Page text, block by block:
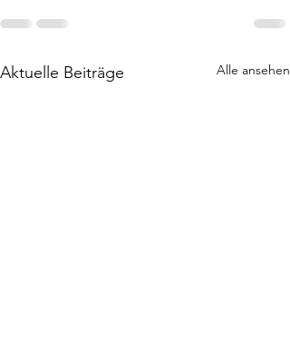
Aktuelle Beiträge Alle ansehen